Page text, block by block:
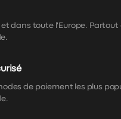
et dans toute l'Europe. Partout
de paiement les plus